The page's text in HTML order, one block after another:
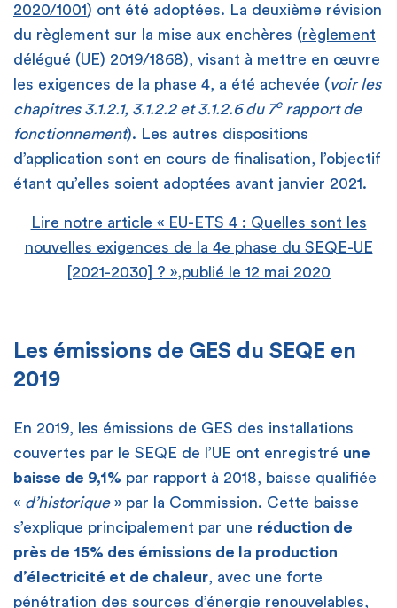
2020/1001) ont été adoptées. La deuxième révision
du règlement sur la mise aux enchères (règlement
délégué (UE) 2019/1868), visant à mettre en œuvre
les exigences de la phase 4, a été achevée (voir les
chapitres 3.1.2.1, 3.1.2.2 et 3.1.2.6 du 7erapport de
fonctionnement). Les autres dispositions
d’application sont en cours de finalisation, l’objectif
étant qu’elles soient adoptées avant janvier 2021.
Lire notre article « EU-ETS 4 : Quelles sont les
nouvelles exigences de la 4e phase du SEQE-UE
[2021-2030] ? »,publié le 12 mai 2020
Les émissions de GES du SEQE en
2019
En 2019, les émissions de GES des installations
couvertes par le SEQE de l’UE ont enregistré une
baisse de 9,1% par rapport à 2018, baisse qualifiée
« d’historique» par la Commission. Cette baisse
s’explique principalement par une réduction de
près de 15% des émissions de la production
d’électricité et de chaleur, avec une forte
pénétration des sources d’énergie renouvelables,